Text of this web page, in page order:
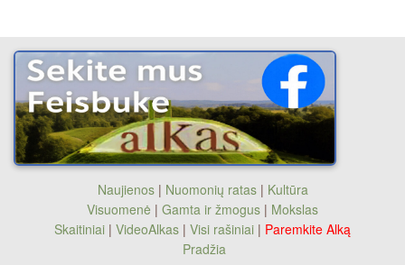
Naujienos| Nuomonių ratas| Kultūra
Visuomenė | Gamta ir žmogus | Mokslas
Skaitiniai | VideoAlkas | Visi rašiniai | Paremkite Alką
Pradžia